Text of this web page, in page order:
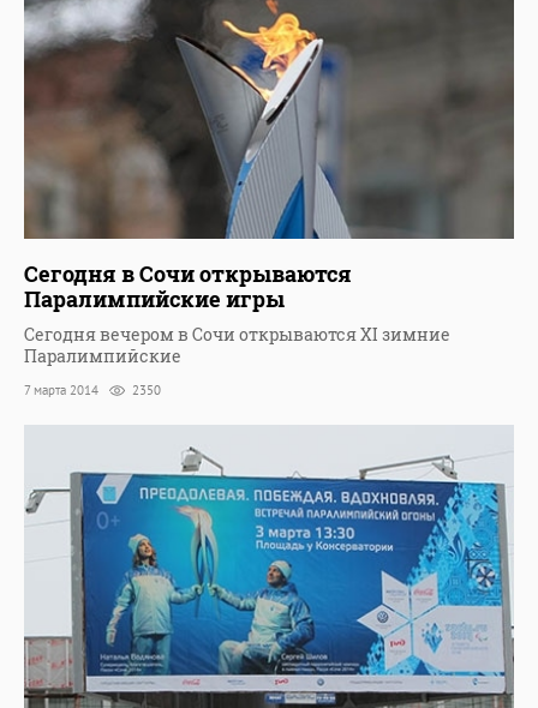
Сегодня в Сочи открываются
Паралимпийские игры
Сегодня вечером в Сочи открываются XI зимние
Паралимпийские
7 марта 2014 2350